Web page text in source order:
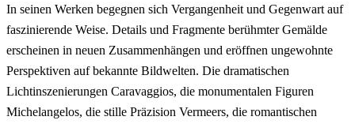
In seinen Werken begegnen sich Vergangenheit und Gegenwart auf
faszinierende Weise. Details und Fragmente berühmter Gemälde
erscheinen in neuen Zusammenhängen und eröffnen ungewohnte
Perspektiven auf bekannte Bildwelten. Die dramatischen
Lichtinszenierungen Caravaggios, die monumentalen Figuren
Michelangelos, die stille Präzision Vermeers, die romantischen